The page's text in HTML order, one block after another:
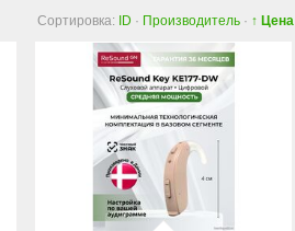
Сортировка: ID · Производитель· ↑ Цена